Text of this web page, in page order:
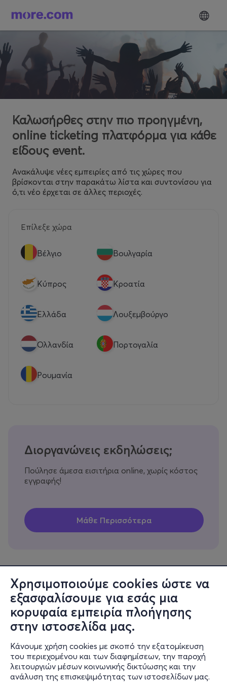
Χρησιμοποιούμε cookies ώστε να
εξασφαλίσουμε για εσάς μια
κορυφαία εμπειρία πλοήγησης
στην ιστοσελίδα μας.
Κάνουμε χρήση cookies με σκοπό την εξατομίκευση
του περιεχομένου και των διαφημίσεων, την παροχή
λειτουργιών μέσων κοινωνικής δικτύωσης και την
ανάλυση της επισκεψιμότητας των ιστοσελίδων μας.
Καλωσήρθες στην πιο προηγμένη,
online ticketing πλατφόρμα για κάθε
είδους event.
Ανακάλυψε νέες εμπειρίες από τις χώρες που
βρίσκονται στην παρακάτω λίστα και συντονίσου για
ό,τι νέο έρχεται σε άλλες περιοχές.
Επίλεξε χώρα
Βέλγιο Βουλγαρία
Κύπρος Κροατία
Eλλάδα Λουξεμβούργο
Ολλανδία Πορτογαλία
Ρουμανία
Διοργανώνεις εκδηλώσεις;
Πούλησε άμεσα εισιτήρια online, χωρίς κόστος
εγγραφής!
Πληροφορίες
Υποστήριξη
Stay Connected